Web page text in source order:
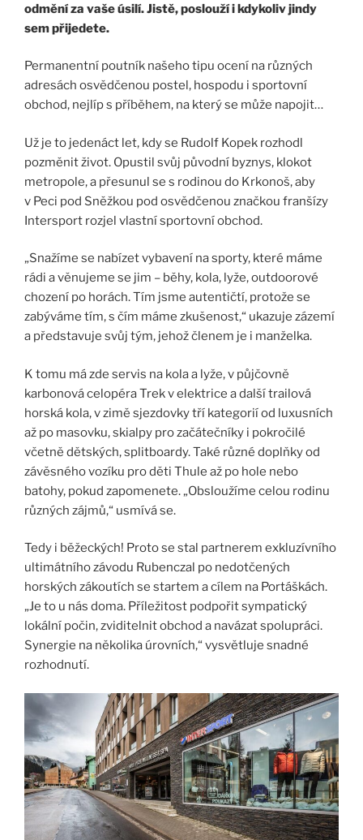
odmění za vaše úsilí. Jistě, poslouží i kdykoliv jindy
sem přijedete.
Permanentní poutník našeho tipu ocení na různých
adresách osvědčenou postel, hospodu i sportovní
obchod, nejlíp s příběhem, na který se může napojit…
Už je to jedenáct let, kdy se Rudolf Kopek rozhodl
pozměnit život. Opustil svůj původní byznys, klokot
metropole, a přesunul se s rodinou do Krkonoš, aby
v Peci pod Sněžkou pod osvědčenou značkou franšízy
Intersport rozjel vlastní sportovní obchod.
„Snažíme se nabízet vybavení na sporty, které máme
rádi a věnujeme se jim – běhy, kola, lyže, outdoorové
chození po horách. Tím jsme autentičtí, protože se
zabýváme tím, s čím máme zkušenost,“ ukazuje zázemí
a představuje svůj tým, jehož členem je i manželka.
K tomu má zde servis na kola a lyže, v půjčovně
karbonová celopéra Trek v elektrice a další trailová
horská kola, v zimě sjezdovky tří kategorií od luxusních
až po masovku, skialpy pro začátečníky i pokročilé
včetně dětských, splitboardy. Také různé doplňky od
závěsného vozíku pro děti Thule až po hole nebo
batohy, pokud zapomenete. „Obsloužíme celou rodinu
různých zájmů,“ usmívá se.
Tedy i běžeckých! Proto se stal partnerem exkluzívního
ultimátního závodu Rubenczal po nedotčených
horských zákoutích se startem a cílem na Portáškách.
„Je to u nás doma. Příležitost podpořit sympatický
lokální počin, zviditelnit obchod a navázat spolupráci.
Synergie na několika úrovních,“ vysvětluje snadné
rozhodnutí.